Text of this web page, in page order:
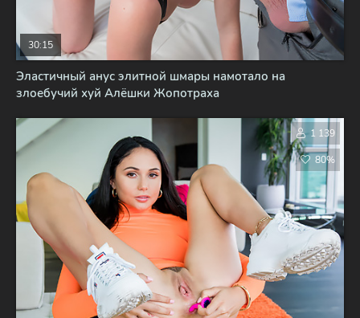
Эластичный анус элитной шмары намотало на
злоебучий хуй Алёшки Жопотраха
30:15
1 139
80%